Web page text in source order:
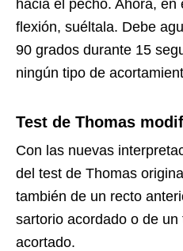
hacia el pecho. Ahora,
flexión, suéltala. Debe
90 grados durante 15
ningún tipo de
Test de Thomas
Con las nuevas
del test de Thomas
también de un recto
sartorio acordado o de
acortado.